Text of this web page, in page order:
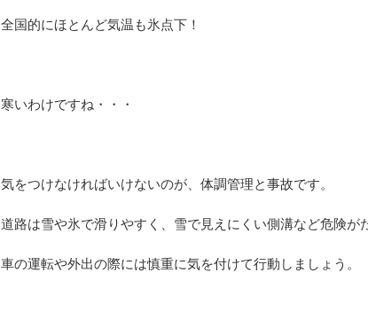
全国的にほとんど気温も氷点下！
寒いわけですね・・・
気をつけなければいけないのが、体調管理と事故です。
道路は雪や氷で滑りやすく、雪で見えにくい側溝など危険が
車の運転や外出の際には慎重に気を付けて行動しましょう。